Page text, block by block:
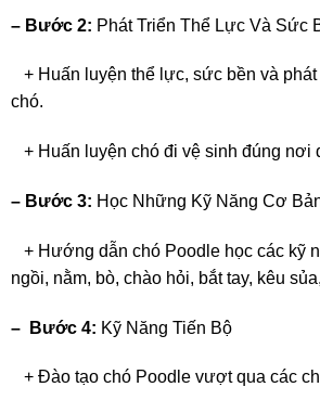
– Bước 2: Phát Triển Thể Lực Và Sức
+ Huấn luyện thể lực, sức bền và
chó.
+ Huấn luyện chó đi vệ sinh đúng nơi
– Bước 3: Học Những Kỹ Năng Cơ
+ Hướng dẫn chó Poodle học các kỹ
ngồi, nằm, bò, chào hỏi, bắt tay, kêu
– Bước 4: Kỹ Năng Tiến Bộ
+ Đào tạo chó Poodle vượt qua các